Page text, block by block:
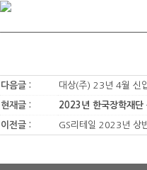
다음글 : 대상(주) 23년 4월 신
현재글 : 2023년 한국장학재단
이전글 : GS리테일 2023년 상